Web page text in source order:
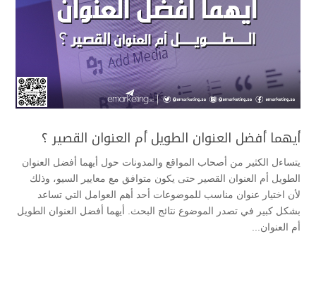
أيهما أفضل العنوان الطويل أم العنوان القصير ؟
يتساءل الكثير من أصحاب المواقع والمدونات حول أيهما أفضل العنوان
الطويل أم العنوان القصير حتى يكون متوافق مع معايير السيو، وذلك
لأن اختيار عنوان مناسب للموضوعات أحد أهم العوامل التي تساعد
بشكل كبير في تصدر الموضوع نتائج البحث. أيهما أفضل العنوان الطويل
أم العنوان...